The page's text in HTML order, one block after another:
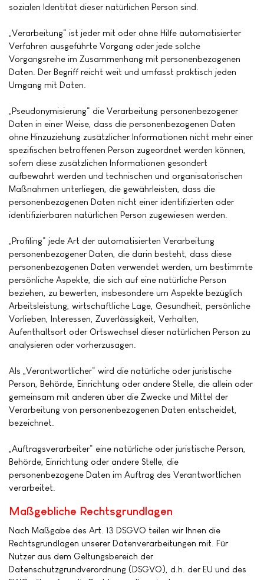
sozialen Identität dieser natürlichen Person sind.
„Verarbeitung“ ist jeder mit oder ohne Hilfe automatisierter
Verfahren ausgeführte Vorgang oder jede solche
Vorgangsreihe im Zusammenhang mit personenbezogenen
Daten. Der Begriff reicht weit und umfasst praktisch jeden
Umgang mit Daten.
„Pseudonymisierung“ die Verarbeitung personenbezogener
Daten in einer Weise, dass die personenbezogenen Daten
ohne Hinzuziehung zusätzlicher Informationen nicht mehr einer
spezifischen betroffenen Person zugeordnet werden können,
sofern diese zusätzlichen Informationen gesondert
aufbewahrt werden und technischen und organisatorischen
Maßnahmen unterliegen, die gewährleisten, dass die
personenbezogenen Daten nicht einer identifizierten oder
identifizierbaren natürlichen Person zugewiesen werden.
„Profiling“ jede Art der automatisierten Verarbeitung
personenbezogener Daten, die darin besteht, dass diese
personenbezogenen Daten verwendet werden, um bestimmte
persönliche Aspekte, die sich auf eine natürliche Person
beziehen, zu bewerten, insbesondere um Aspekte bezüglich
Arbeitsleistung, wirtschaftliche Lage, Gesundheit, persönliche
Vorlieben, Interessen, Zuverlässigkeit, Verhalten,
Aufenthaltsort oder Ortswechsel dieser natürlichen Person zu
analysieren oder vorherzusagen.
Als „Verantwortlicher“ wird die natürliche oder juristische
Person, Behörde, Einrichtung oder andere Stelle, die allein oder
gemeinsam mit anderen über die Zwecke und Mittel der
Verarbeitung von personenbezogenen Daten entscheidet,
bezeichnet.
„Auftragsverarbeiter“ eine natürliche oder juristische Person,
Behörde, Einrichtung oder andere Stelle, die
personenbezogene Daten im Auftrag des Verantwortlichen
verarbeitet.
Maßgebliche Rechtsgrundlagen
Nach Maßgabe des Art. 13 DSGVO teilen wir Ihnen die
Rechtsgrundlagen unserer Datenverarbeitungen mit. Für
Nutzer aus dem Geltungsbereich der
Datenschutzgrundverordnung (DSGVO), d.h. der EU und des